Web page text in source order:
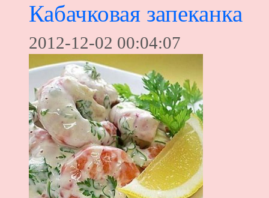
Кабачковая запеканка
2012-12-02 00:04:07